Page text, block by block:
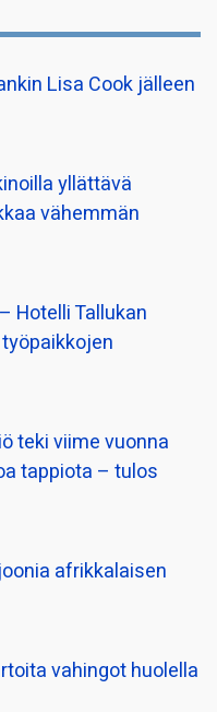
Lisa Cook jälleen
yllättävä
vähemmän
Hotelli Tallukan
teki viime vuonna
tappiota – tulos
afrikkalaisen
vahingot huolella